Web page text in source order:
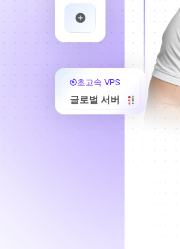
초고속 VPS
글로벌 서버